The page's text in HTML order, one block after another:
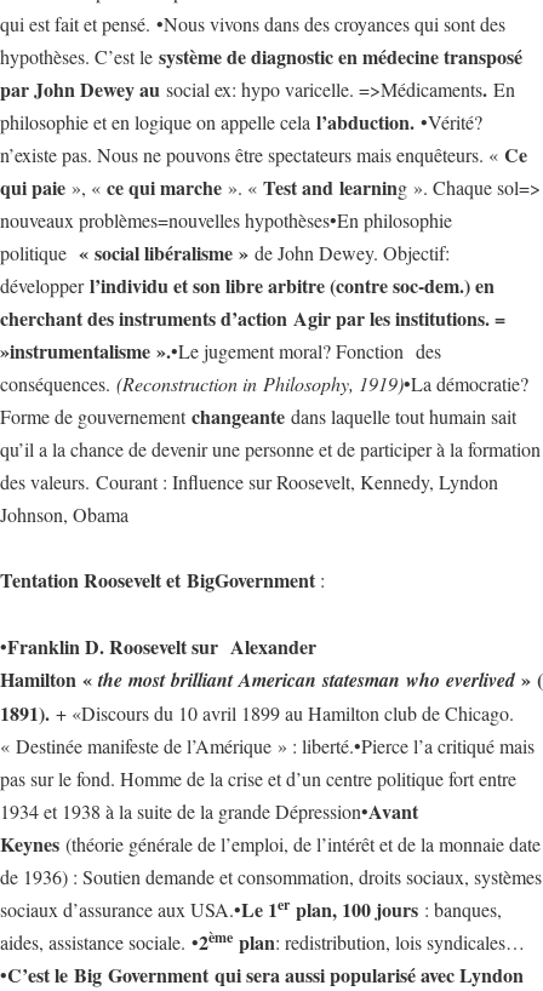
qui est fait et pensé. •Nous vivons dans des croyances qui sont des
hypothèses. C’est le système de diagnostic en médecine transposé
par John Dewey au social ex: hypo varicelle. =>Médicaments. En
philosophie et en logique on appelle cela l’abduction. •Vérité?
n’existe pas. Nous ne pouvons être spectateurs mais enquêteurs. « Ce
qui paie », « ce qui marche ». « Test and learning ». Chaque sol=>
nouveaux problèmes=nouvelles hypothèses•En philosophie
politique « social libéralisme » de John Dewey. Objectif:
développerl’individu et son libre arbitre (contre soc-dem.) en
cherchant des instruments d’action Agir par les institutions. =
»instrumentalisme ».•Le jugement moral? Fonction des
conséquences. (Reconstruction in Philosophy, 1919)•La démocratie?
Forme de gouvernementchangeante dans laquelle tout humain sait
qu’il a la chance de devenir une personne et de participer à la formation
des valeurs. Courant : Influence sur Roosevelt, Kennedy, Lyndon
Johnson, Obama
Tentation Roosevelt et BigGovernment :
•Franklin D. Roosevelt sur Alexander
Hamilton «the most brilliant American statesman who everlived» (
1891). + «Discours du 10 avril 1899 au Hamilton club de Chicago.
« Destinée manifeste de l’Amérique » : liberté.•Pierce l’a critiqué mais
pas sur le fond. Homme de la crise et d’un centre politique fort entre
1934 et 1938 à la suite de la grande Dépression•Avant
Keynes (théorie générale de l’emploi, de l’intérêt et de la monnaie date
de 1936) : Soutien demande et consommation, droits sociaux, systèmes
sociaux d’assurance aux USA.•Le 1er plan, 100 jours : banques,
aides, assistance sociale. •2ème plan: redistribution, lois syndicales…
•C’est le Big Government qui sera aussi popularisé avec Lyndon